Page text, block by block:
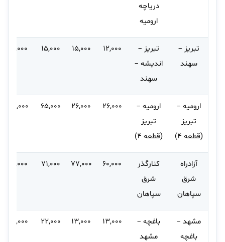
دریاچه
ارومیه
تبریز –
سهند
تبریز –
اندیشه –
سهند
۱۲,۰۰۰ ۱۵,۰۰۰ ۱۵,۰۰۰ ۱۹,۰۰۰
ارومیه –
تبریز
(قطعه ۴)
ارومیه –
تبریز
(قطعه ۴)
۲۶,۰۰۰ ۲۶,۰۰۰ ۶۵,۰۰۰ ۶۵,۰۰۰
آزادراه
شرق
سپاهان
کنارگذر
شرق
سپاهان
۶۰,۰۰۰ ۷۷,۰۰۰ ۷۱,۰۰۰ ۹۱,۰۰۰
مشهد –
باغچه
باغچه –
مشهد
۱۳,۰۰۰ ۱۳,۰۰۰ ۲۲,۰۰۰ ۲۶,۰۰۰